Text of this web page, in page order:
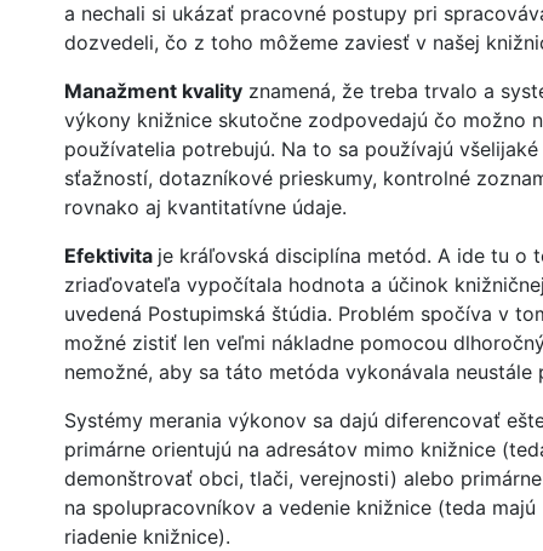
a nechali si ukázať pracovné postupy pri
dozvedeli, čo z toho môžeme zaviesť v našej
Manažment kvality znamená, že treba trvalo a
výkony knižnice skutočne zodpovedajú čo možno
používatelia potrebujú. Na to sa používajú
sťažností, dotazníkové prieskumy, kontrolné
rovnako aj kvantitatívne údaje.
Efektivita je kráľovská disciplína metód. A ide tu o
zriaďovateľa vypočítala hodnota a účinok
uvedená Postupimská štúdia. Problém spočíva v
možné zistiť len veľmi nákladne pomocou
nemožné, aby sa táto metóda vykonávala neustále
Systémy merania výkonov sa dajú diferencovať
primárne orientujú na adresátov mimo knižnice
demonštrovať obci, tlači, verejnosti) alebo
na spolupracovníkov a vedenie knižnice (teda
riadenie knižnice).